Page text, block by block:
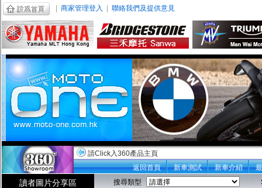
商家管理登入 聯絡我們及提供意見
請Click入360產品主頁
返回首頁
新車測試 新車介紹
讀者圖片分享區 搜尋類型